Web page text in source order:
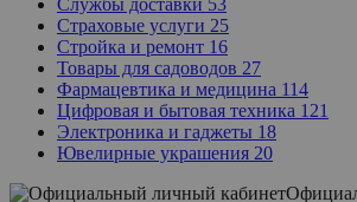
Службы доставки 53
Страховые услуги 25
Стройка и ремонт 16
Товары для садоводов 27
Фармацевтика и медицина 114
Цифровая и бытовая техника 121
Электроника и гаджеты 18
Ювелирные украшения 20